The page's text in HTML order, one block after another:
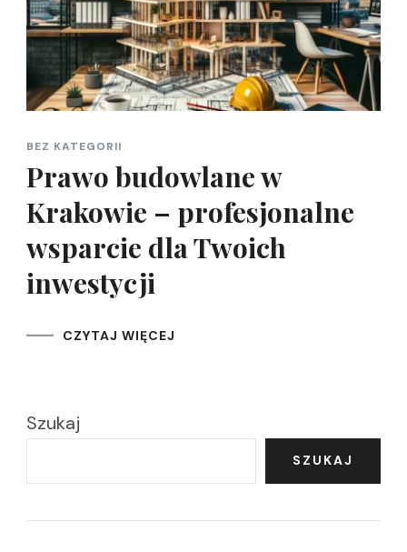
BEZ KATEGORII
Prawo budowlane w
Krakowie – profesjonalne
wsparcie dla Twoich
inwestycji
CZYTAJ WIĘCEJ
Szukaj
SZUKAJ